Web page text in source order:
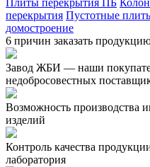
Плиты перекрытия ПБ
перекрытия Пустотные
домостроение
6 причин заказать
Завод ЖБИ — наши
недобросовестных
Возможность производства
изделий
Контроль качества
лаборатория